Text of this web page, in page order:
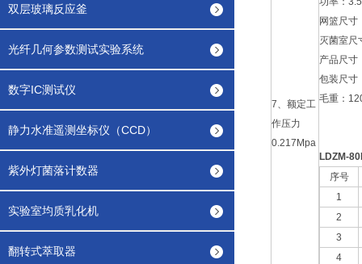
双层玻璃反应釜
光纤几何参数测试实验系统
数字IC测试仪
静力水准遥测坐标仪（CCD）
紫外灯菌落计数器
实验室均质乳化机
翻转式萃取器
7、额定工
作压力
0.217Mpa
网篮尺
灭菌室
产品尺寸
包装尺寸
毛重：
LDZM-
序号
1
2
3
4